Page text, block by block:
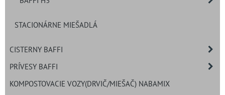
STACIONÁRNE MIEŠADLÁ
CISTERNY BAFFI
PRÍVESY BAFFI
KOMPOSTOVACIE VOZY(DRVIČ/MIEŠAČ) NABAMIX